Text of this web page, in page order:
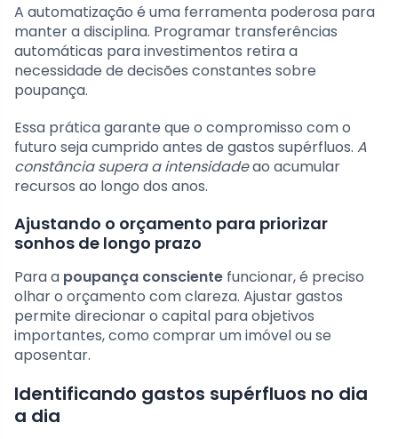
A automatização é uma ferramenta poderosa para
manter a disciplina. Programar transferências
automáticas para investimentos retira a
necessidade de decisões constantes sobre
poupança.
Essa prática garante que o compromisso com o
futuro seja cumprido antes de gastos supérfluos. A
constância supera a intensidadeao acumular
recursos ao longo dos anos.
Ajustando o orçamento para priorizar
sonhos de longo prazo
Para a poupança consciente funcionar, é preciso
olhar o orçamento com clareza. Ajustar gastos
permite direcionar o capital para objetivos
importantes, como comprar um imóvel ou se
aposentar.
Identificando gastos supérfluos no dia
a dia